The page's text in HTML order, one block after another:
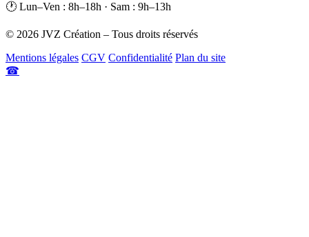
🕐 Lun–Ven : 8h–18h · Sam : 9h–13h
© 2026 JVZ Création – Tous droits réservés
Mentions légales CGV Confidentialité Plan du site
☎